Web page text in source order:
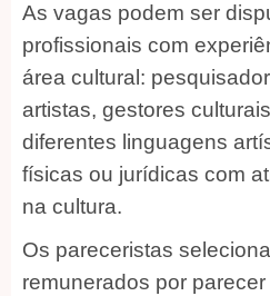
As vagas podem ser
profissionais com
área cultural:
artistas, gestores
diferentes linguagens
físicas ou jurídicas com
na cultura.
Os pareceristas
remunerados por